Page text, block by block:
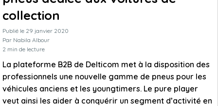
collection
Publié le 29 janvier 2020
Par Nabila Albour
2 min de lecture
La plateforme B2B de Delticom met à la disposition des
professionnels une nouvelle gamme de pneus pour les
véhicules anciens et les youngtimers. Le pure player
veut ainsi les aider à conquérir un segment d’activité en